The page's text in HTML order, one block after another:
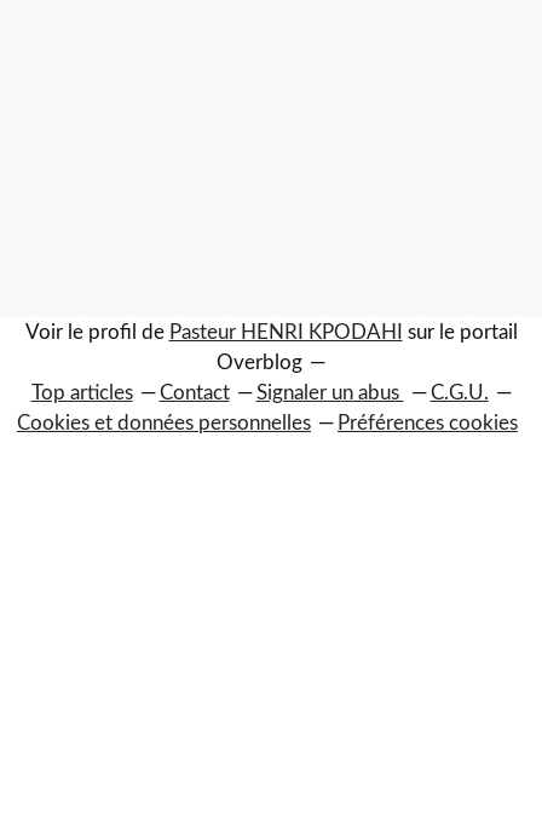
Voir le profil de Pasteur HENRI KPODAHI
sur le portail
Overblog
Top articles
Contact Signaler un abus
C.G.U.
Cookies et données personnelles
Préférences cookies